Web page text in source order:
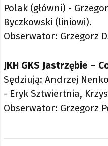
Polak (główni) -
Byczkowski (liniowi).
Obserwator: Grzegorz
JKH GKS Jastrzębie –
Sędziują: Andrzej
- Eryk Sztwiertnia,
Obserwator: Grzegorz